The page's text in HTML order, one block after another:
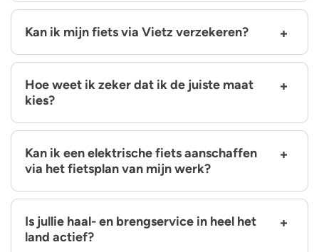
Kan ik mijn fiets via Vietz verzekeren?
Hoe weet ik zeker dat ik de juiste maat
kies?
Kan ik een elektrische fiets aanschaffen
via het fietsplan van mijn werk?
Is jullie haal- en brengservice in heel het
land actief?